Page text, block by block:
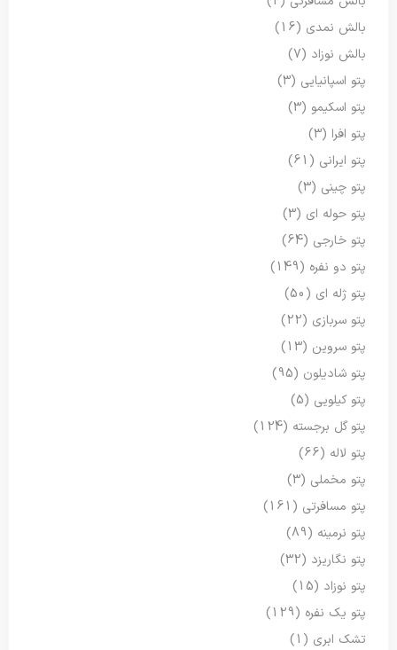
بالش نمدی (16)
بالش نوزاد (7)
پتو اسپانیایی (3)
پتو اسکیمو (3)
پتو افرا (3)
پتو ایرانی (61)
پتو چینی (3)
پتو حوله ای (3)
پتو خارجی (64)
پتو دو نفره (149)
پتو ژله ای (50)
پتو سربازی (22)
پتو سروین (13)
پتو شادیلون (95)
پتو کیلویی (5)
پتو گل برجسته (124)
پتو لاله (66)
پتو مخملی (3)
پتو مسافرتی (161)
پتو نرمینه (89)
پتو نگاریزد (32)
پتو نوزاد (15)
پتو یک نفره (129)
تشک ابری (1)